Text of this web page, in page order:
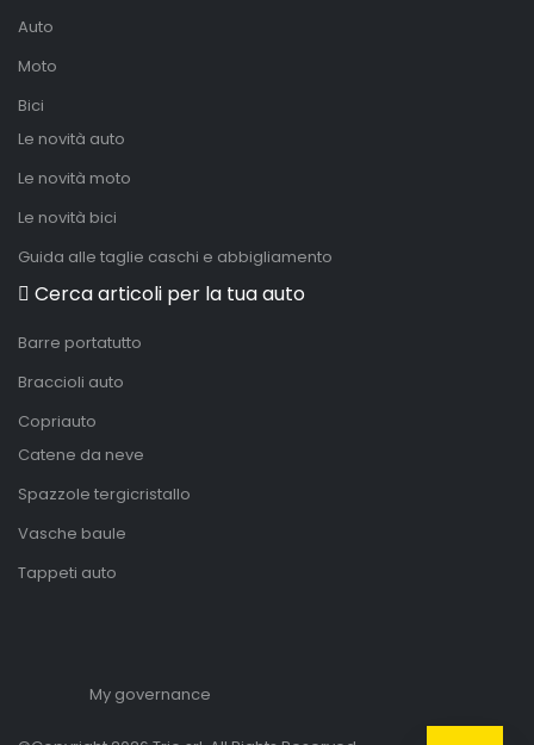
Auto
Moto
Bici
Le novità auto
Le novità moto
Le novità bici
Guida alle taglie caschi e abbigliamento
Cerca articoli per la tua auto
Barre portatutto
Braccioli auto
Copriauto
Catene da neve
Spazzole tergicristallo
Vasche baule
Tappeti auto
My governance